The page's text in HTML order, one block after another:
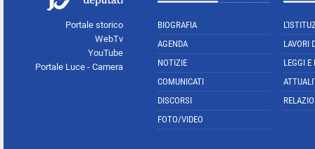
Portale storico
WebTv
YouTube
Portale Luce - Camera
BIOGRAFIA
AGENDA
NOTIZIE
COMUNICATI
DISCORSI
FOTO/VIDEO
LAVORI
LEGGI E